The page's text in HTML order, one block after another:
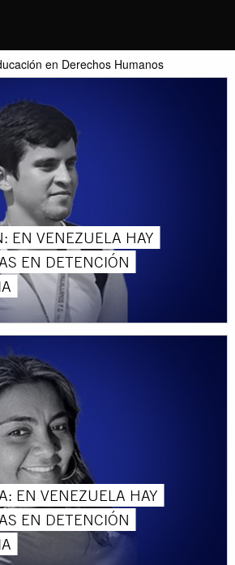
en Derechos Humanos
EN VENEZUELA HAY
EN DETENCIÓN
EN VENEZUELA HAY
EN DETENCIÓN